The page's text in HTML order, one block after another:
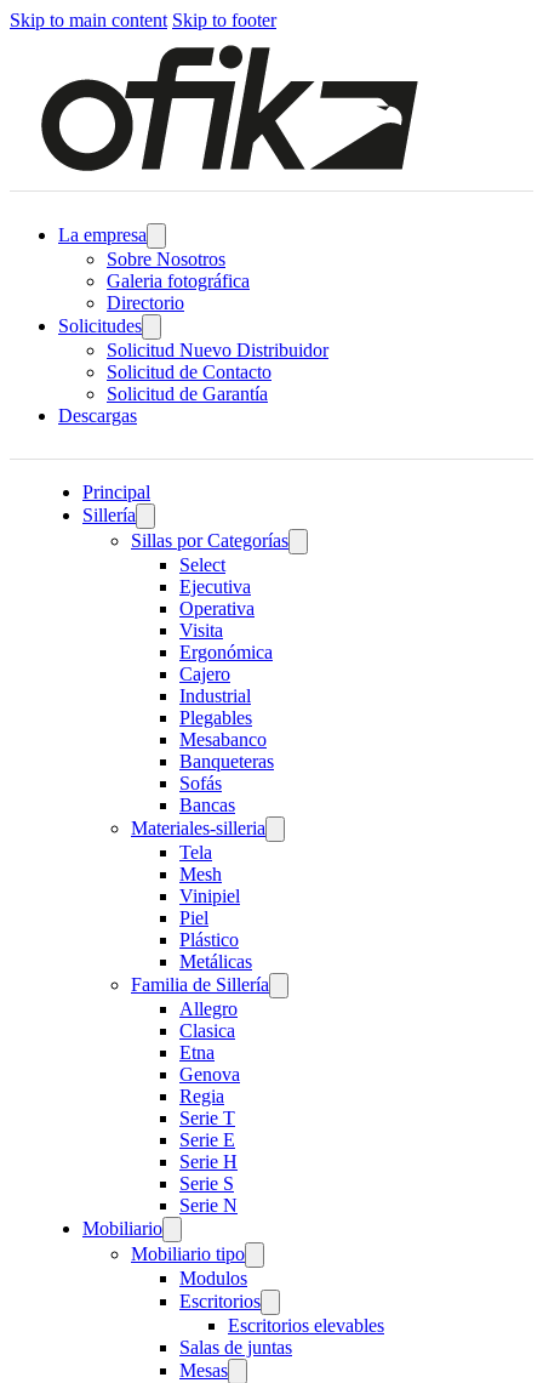
Skip to main content Skip to footer
La empresa
Sobre Nosotros
Galeria fotográfica
Directorio
Solicitudes
Solicitud Nuevo Distribuidor
Solicitud de Contacto
Solicitud de Garantía
Descargas
Principal
Sillería
Sillas por Categorías
Select
Ejecutiva
Operativa
Visita
Ergonómica
Cajero
Industrial
Plegables
Mesabanco
Banqueteras
Sofás
Bancas
Materiales-silleria
Tela
Mesh
Vinipiel
Piel
Plástico
Metálicas
Familia de Sillería
Allegro
Clasica
Etna
Genova
Regia
Serie T
Serie E
Serie H
Serie S
Serie N
Mobiliario
Mobiliario tipo
Modulos
Escritorios
Escritorios elevables
Salas de juntas
Mesas